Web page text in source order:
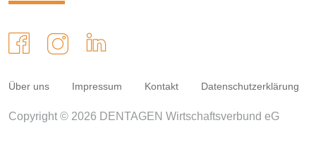
Über uns Impressum Kontakt Datenschutzerklärung
Copyright © 2026 DENTAGEN Wirtschaftsverbund eG